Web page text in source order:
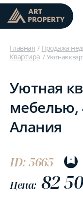
Главная Продажа
Квартира
Уютная
Уютная
мебелью,
Алания
ID: 5665
Цена: 82